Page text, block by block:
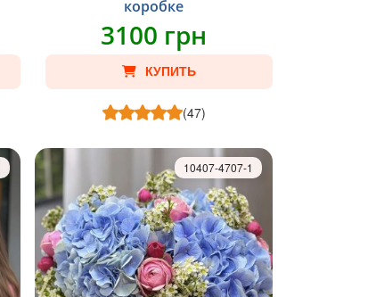
коробке
3100 грн
КУПИТЬ
(47)
10407-4707-1